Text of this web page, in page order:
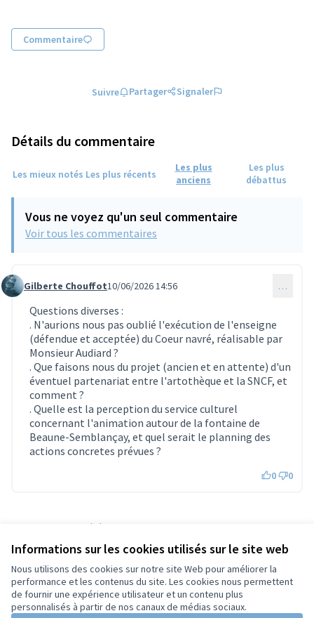
Informations sur les cookies utilisés sur le site web
Nous utilisons des cookies sur notre site Web pour améliorer la
performance et les contenus du site. Les cookies nous permettent
de fournir une expérience utilisateur et un contenu plus
personnalisés à partir de nos canaux de médias sociaux.
Commentaire
Suivre Partager Signaler
Détails du commentaire
Les mieux notés Les plus récents
Les plus
anciens
Les plus
débattus
Vous ne voyez qu'un seul commentaire
Voir tous les commentaires
Commentaire 1863
Gilberte Chouffot10/06/2026 14:56 …
Questions diverses :
. N'aurions nous pas oublié l'exécution de l'enseigne
(défendue et acceptée) du Coeur navré, réalisable par
Monsieur Audiard ?
. Que faisons nous du projet (ancien et en attente) d'un
éventuel partenariat entre l'artothèque et la SNCF, et
comment ?
. Quelle est la perception du service culturel
concernant l'animation autour de la fontaine de
Beaune-Semblançay, et quel serait le planning des
actions concretes prévues ?
0 0
Référence : tours-MEET-2026-04-779
voir les autres versions
Ajouter au calendrier
Conditions d'utilisation
Paramètres des cookies